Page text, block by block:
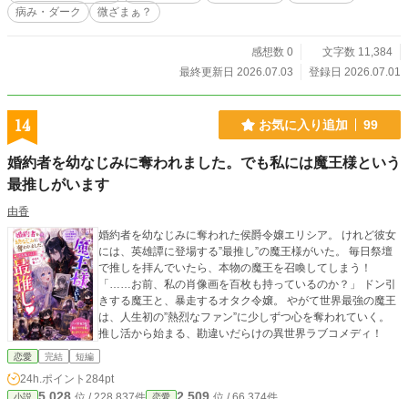
病み・ダーク
微ざまぁ？
感想数 0
文字数 11,384
最終更新日 2026.07.03
登録日 2026.07.01
14 お気に入り追加 99
婚約者を幼なじみに奪われました。でも私には魔王様という
最推しがいます
由香
婚約者を幼なじみに奪われた侯爵令嬢エリシア。 けれど彼女
には、英雄譚に登場する”最推し”の魔王様がいた。 毎日祭壇
で推しを拝んでいたら、本物の魔王を召喚してしまう！
「……お前、私の肖像画を百枚も持っているのか？」 ドン引
きする魔王と、暴走するオタク令嬢。 やがて世界最強の魔王
は、人生初の”熱烈なファン”に少しずつ心を奪われていく。
推し活から始まる、勘違いだらけの異世界ラブコメディ！
恋愛 完結 短編
24h.ポイント 284pt
小説 恋愛